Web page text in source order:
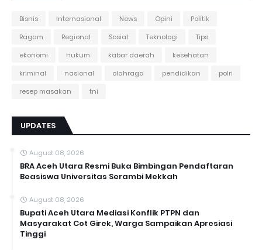
Bisnis Internasional News Opini
Politik
Ragam
Regional Sosial Teknologi
Tips
ekonomi
hukum kabar daerah
kesehatan
kriminal
nasional olahraga pendidikan
polri
resep masakan
tni
UPDATES
August 08, 2026
BRA Aceh Utara Resmi Buka Bimbingan Pendaftaran
Beasiswa Universitas Serambi Mekkah
August 08, 2026
Bupati Aceh Utara Mediasi Konflik PTPN dan
Masyarakat Cot Girek, Warga Sampaikan Apresiasi
Tinggi